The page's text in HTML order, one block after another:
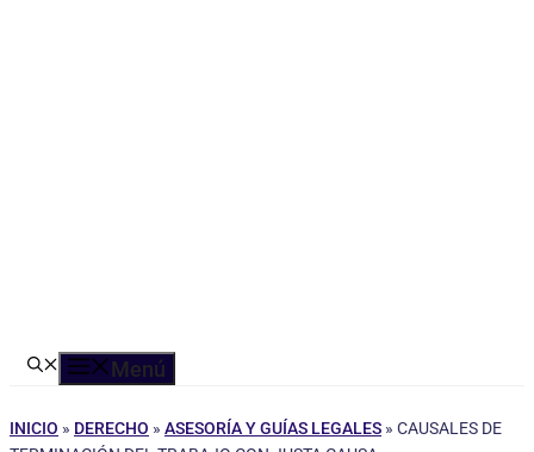
Menú
INICIO » DERECHO » ASESORÍA Y GUÍAS LEGALES » CAUSALES DE